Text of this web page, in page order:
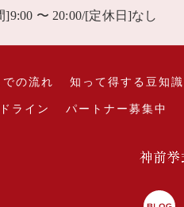
]9:00 〜 20:00/[定休日]なし
での流れ 知って得する豆知識
ライン パートナー募集中